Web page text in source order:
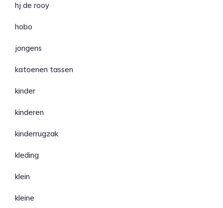
hj de rooy
hobo
jongens
katoenen tassen
kinder
kinderen
kinderrugzak
kleding
klein
kleine